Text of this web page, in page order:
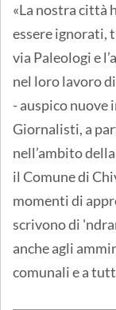
«La nostra città
essere ignorati,
via Paleologi e
nel loro lavoro
- auspico
Giornalisti, a
nell’ambito
il Comune di
momenti di
scrivono di
anche agli
comunali e a